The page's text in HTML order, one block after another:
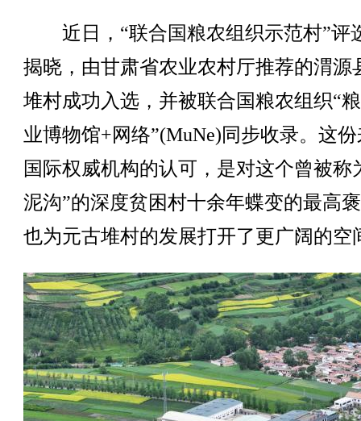
近日，“联合国粮农组织示范村”评
揭晓，由甘肃省农业农村厅推荐的渭源
堆村成功入选，并被联合国粮农组织“
业博物馆+网络”(MuNe)同步收录。这
国际权威机构的认可，是对这个曾被称
泥沟”的深度贫困村十余年蝶变的最高
也为元古堆村的发展打开了更广阔的空